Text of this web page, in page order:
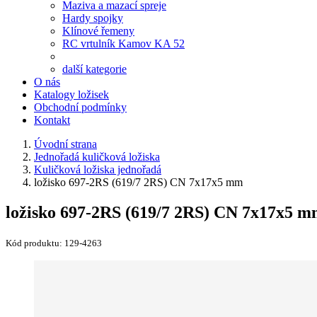
Maziva a mazací spreje
Hardy spojky
Klínové řemeny
RC vrtulník Kamov KA 52
další kategorie
O nás
Katalogy ložisek
Obchodní podmínky
Kontakt
Úvodní strana
Jednořadá kuličková ložiska
Kuličková ložiska jednořadá
ložisko 697-2RS (619/7 2RS) CN 7x17x5 mm
ložisko 697-2RS (619/7 2RS) CN 7x17x5
Kód produktu: 129-4263